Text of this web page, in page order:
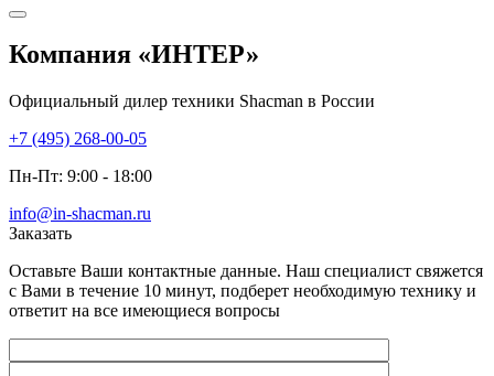
Компания «ИНТЕР»
Официальный дилер техники Shacman в России
+7 (495) 268-00-05
Пн-Пт: 9:00 - 18:00
info@in-shacman.ru
Заказать
Оставьте Ваши контактные данные. Наш специалист свяжется
с Вами в течение 10 минут, подберет необходимую технику и
ответит на все имеющиеся вопросы